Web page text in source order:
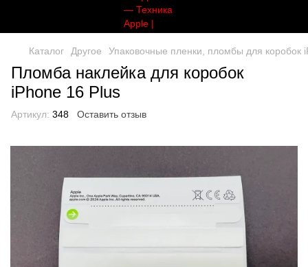
Каталог Другое Упаковочные пленки, пломбы для коробок
Пломба наклейка для коробок
iPhone 16 Plus
Артикул: 348 Оставить отзыв